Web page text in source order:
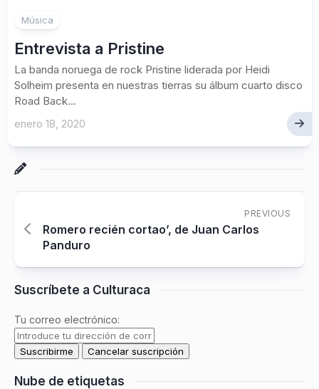
Música
Entrevista a Pristine
La banda noruega de rock Pristine liderada por Heidi
Solheim presenta en nuestras tierras su álbum cuarto disco
Road Back...
enero 18, 2020
PREVIOUS
Romero recién cortao’, de Juan Carlos
Panduro
Suscríbete a Culturaca
Tu correo electrónico:
Nube de etiquetas